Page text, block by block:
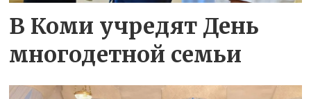
В Коми учредят День
многодетной семьи